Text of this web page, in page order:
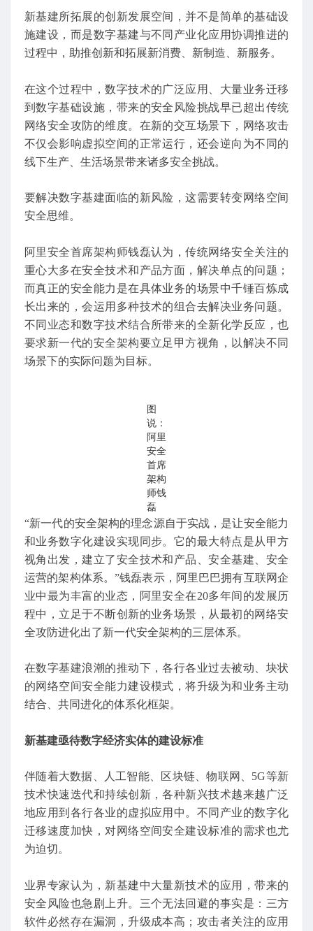
新基建所拓展的创新发展空间，并不是简单的基础设
施建设，而是数字基建与不同产业化应用协调推进的
过程中，助推创新和拓展新消费、新制造、新服务。
在这个过程中，数字技术的广泛应用、大量业务迁移
到数字基础设施，带来的安全风险挑战早已超出传统
网络安全攻防的维度。在新的交互场景下，网络攻击
不仅会影响虚拟空间的正常运行，还会逆向为不同的
线下生产、生活场景带来诸多安全挑战。
要解决数字基建面临的新风险，这需要转变网络空间
安全思维。
阿里安全首席架构师钱磊认为，传统网络安全关注的
重心大多在安全技术和产品方面，解决单点的问题；
而真正的安全能力是在具体业务的场景中千锤百炼成
长出来的，会运用多种技术的组合去解决业务问题。
不同业态和数字技术结合所带来的全新化学反应，也
要求新一代的安全架构要立足甲方视角，以解决不同
场景下的实际问题为目标。
图
说：
阿里
安全
首席
架构
师钱
磊
“新一代的安全架构的理念源自于实战，是让安全能力
和业务数字化建设实现同步。它的最大特点是从甲方
视角出发，建立了安全技术和产品、安全基建、安全
运营的架构体系。”钱磊表示，阿里巴巴拥有互联网企
业中最为丰富的业态，阿里安全在20多年间的发展历
程中，立足于不断创新的业务场景，从最初的网络安
全攻防进化出了新一代安全架构的三层体系。
在数字基建浪潮的推动下，各行各业过去被动、块状
的网络空间安全能力建设模式，将升级为和业务主动
结合、共同进化的体系化框架。
新基建亟待数字经济实体的建设标准
伴随着大数据、人工智能、区块链、物联网、5G等新
技术快速迭代和持续创新，各种新兴技术越来越广泛
地应用到各行各业的虚拟应用中。不同产业的数字化
迁移速度加快，对网络空间安全建设标准的需求也尤
为迫切。
业界专家认为，新基建中大量新技术的应用，带来的
安全风险也急剧上升。三个无法回避的事实是：三方
软件必然存在漏洞，升级成本高；攻击者关注的应用